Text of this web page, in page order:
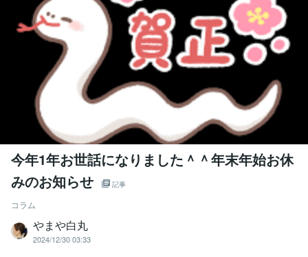
今年1年お世話になりました＾＾年末年始お休
みのお知らせ
記事
コラム
やまや白丸
2024/12/30 03:33